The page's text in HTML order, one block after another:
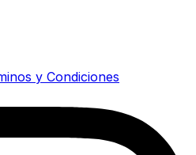
y Condiciones